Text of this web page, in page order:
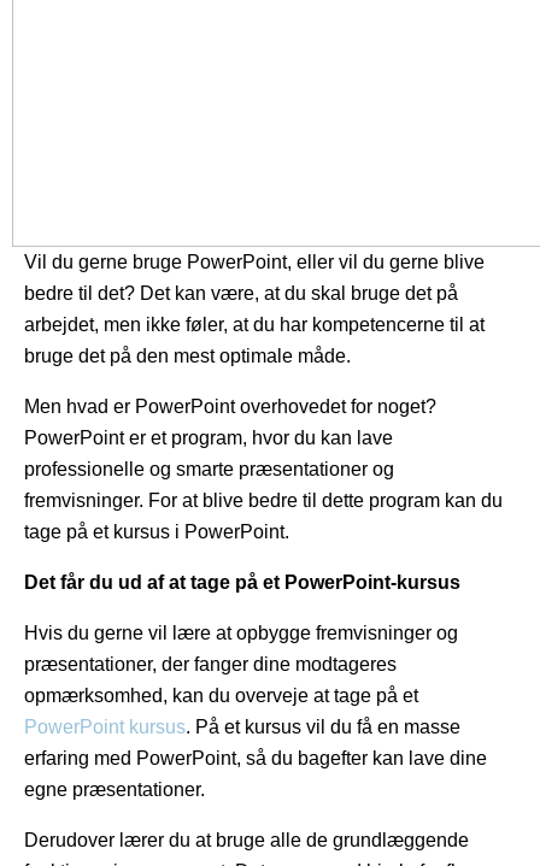
Vil du gerne bruge PowerPoint, eller vil du gerne blive
bedre til det? Det kan være, at du skal bruge det på
arbejdet, men ikke føler, at du har kompetencerne til at
bruge det på den mest optimale måde.
Men hvad er PowerPoint overhovedet for noget?
PowerPoint er et program, hvor du kan lave
professionelle og smarte præsentationer og
fremvisninger. For at blive bedre til dette program kan du
tage på et kursus i PowerPoint.
Det får du ud af at tage på et PowerPoint-kursus
Hvis du gerne vil lære at opbygge fremvisninger og
præsentationer, der fanger dine modtageres
opmærksomhed, kan du overveje at tage på et
PowerPoint kursus. På et kursus vil du få en masse
erfaring med PowerPoint, så du bagefter kan lave dine
egne præsentationer.
Derudover lærer du at bruge alle de grundlæggende